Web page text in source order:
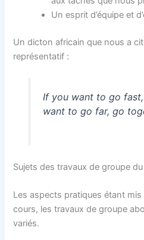
Un esprit d’équipe et
Un dicton africain que nous a
représentatif :
If you want to go
want to go far, go
Sujets des travaux de groupe
Les aspects pratiques étant
cours, les travaux de groupe
variés.